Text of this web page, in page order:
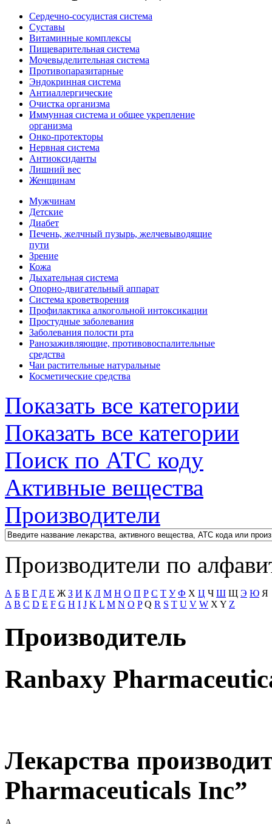
Сердечно-сосудистая система
Суставы
Витаминные комплексы
Пищеварительная система
Мочевыделительная система
Противопаразитарные
Эндокринная система
Антиаллергические
Очистка организма
Иммунная система и общее укрепление
организма
Онко-протекторы
Нервная система
Антиоксиданты
Лишний вес
Женщинам
Мужчинам
Детские
Диабет
Печень, желчный пузырь, желчевыводящие
пути
Зрение
Кожа
Дыхательная система
Опорно-двигательный аппарат
Система кроветворения
Профилактика алкогольной интоксикации
Простудные заболевания
Заболевания полости рта
Ранозаживляющие, противовоспалительные
средства
Чаи растительные натуральные
Косметические средства
Показать все категории
Показать все категории
Поиск по АТС коду
Активные вещества
Производители
Производители по
А Б В Г Д Е Ж З И К Л М Н О П Р С Т У Ф Х Ц Ч Ш Щ Э Ю Я
A B C D E F G H I J K L M N O P Q R S T U V W X Y Z
Производитель
Ranbaxy
Лекарства
Pharmaceuticals Inc”